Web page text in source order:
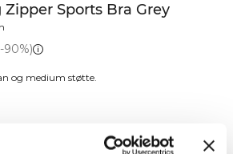
Sports Bra Grey
90%)
og medium støtte.